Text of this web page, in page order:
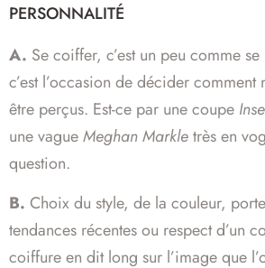
PERSONNALITÉ
A. Se coiffer, c’est un peu comme
c’est l’occasion de décider comment
être perçus. Est-ce par une coupe
une vagueMeghan Markletrès en
question.
B. Choix du style, de la couleur,
tendances récentes ou respect d’un
coiffure en dit long sur l’image que